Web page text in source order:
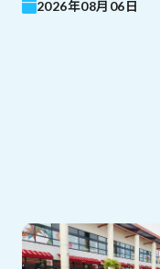
2026年08月06日